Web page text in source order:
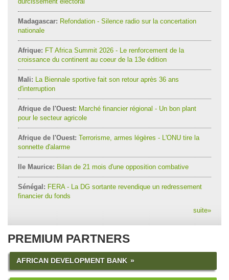
Madagascar: Refondation - Silence radio sur la concertation
nationale
Afrique: FT Africa Summit 2026 - Le renforcement de la
croissance du continent au coeur de la 13e édition
Mali: La Biennale sportive fait son retour après 36 ans
d'interruption
Afrique de l'Ouest: Marché financier régional - Un bon plant
pour le secteur agricole
Afrique de l'Ouest: Terrorisme, armes légères - L'ONU tire la
sonnette d'alarme
Ile Maurice: Bilan de 21 mois d'une opposition combative
Sénégal: FERA - La DG sortante revendique un redressement
financier du fonds
suite»
PREMIUM PARTNERS
AFRICAN DEVELOPMENT BANK